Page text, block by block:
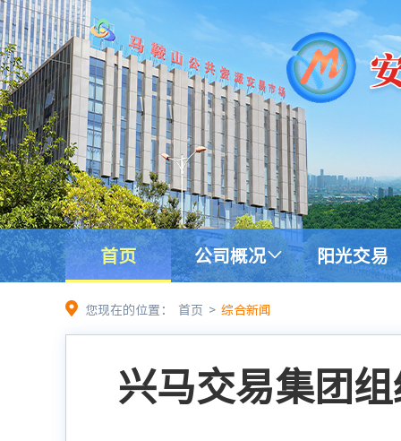
首页 公司概况 阳光交易
您现在的位置： 首页 > 综合新闻
兴马交易集团